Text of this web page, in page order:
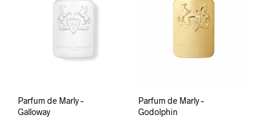
Parfum de Marly –
Galloway
Parfum de Marly –
Godolphin